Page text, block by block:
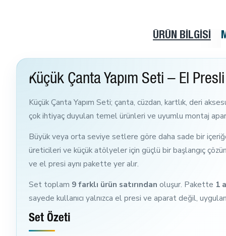
ÜRÜN BILGISI
Küçük Çanta Yapım Seti – El
Küçük Çanta Yapım Seti; çanta, cüzdan, kartlık, deri
çok ihtiyaç duyulan temel ürünleri ve uyumlu montaj
Büyük veya orta seviye setlere göre daha sade bir
üreticileri ve küçük atölyeler için güçlü bir başlangıç
ve el presi aynı pakette yer alır.
Set toplam 9 farklı ürün satırından oluşur. Pakette 1
sayede kullanıcı yalnızca el presi ve aparat değil,
Set Özeti